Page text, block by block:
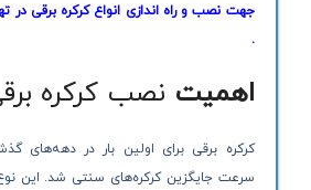
جهت نصب و راه اندازی انواع کرکره برقی در
.
اهمیت نصب کرکره
کرکره برقی برای اولین بار در دهه‌های
سرعت جایگزین کرکره‌های سنتی شد. این نوع